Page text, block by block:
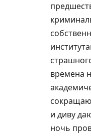
времена
и диву
ночь